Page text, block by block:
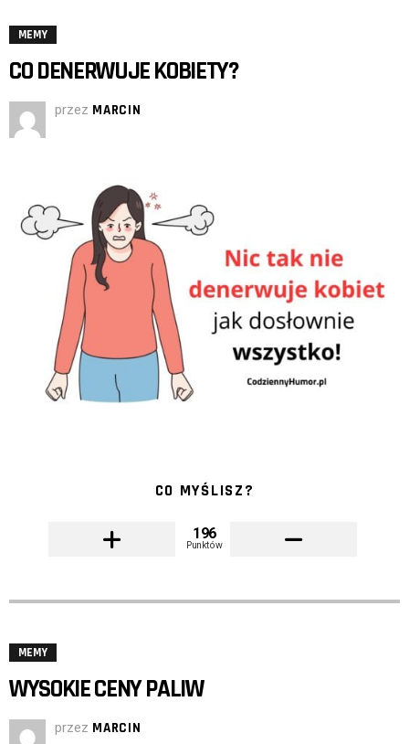
MEMY
CO DENERWUJE KOBIETY?
przez MARCIN
CO MYŚLISZ?
196
Punktów
MEMY
WYSOKIE CENY PALIW
przez MARCIN